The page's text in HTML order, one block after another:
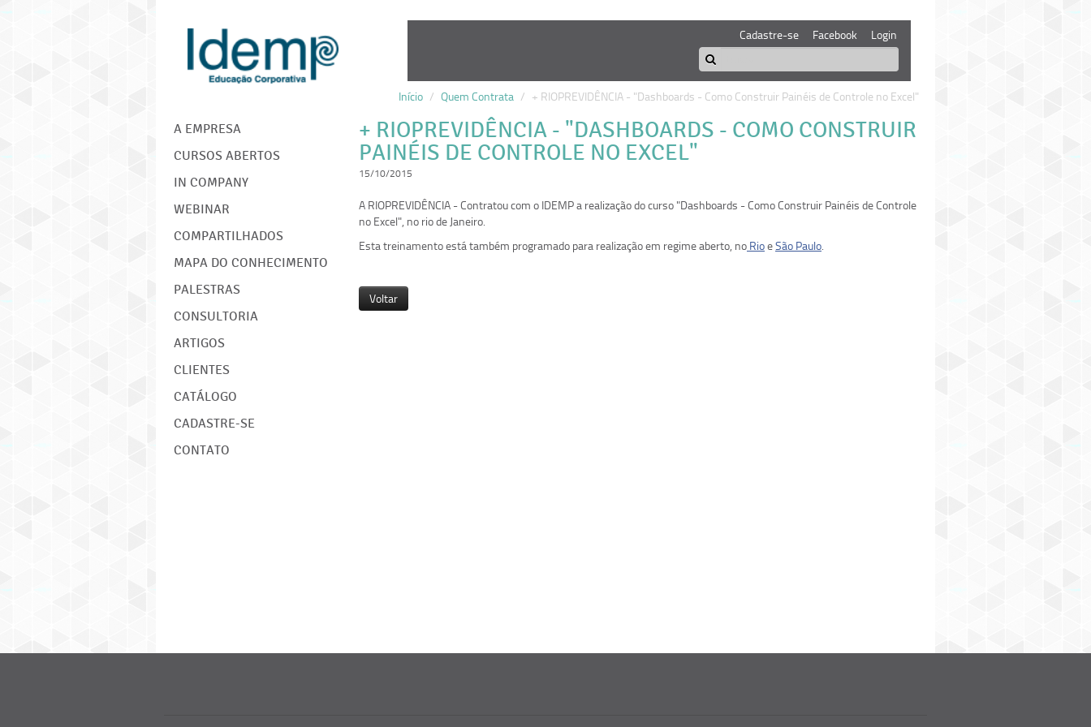
IDEMP
Login
Facebook
Cadastre-se
Início / Quem Contrata / + RIOPREVIDÊNCIA - "Dashboards - Como Construir Painéis de Controle no Excel"
A EMPRESA
CURSOS ABERTOS
IN COMPANY
WEBINAR
COMPARTILHADOS
MAPA DO CONHECIMENTO
PALESTRAS
CONSULTORIA
ARTIGOS
CLIENTES
CATÁLOGO
CADASTRE-SE
CONTATO
+ RIOPREVIDÊNCIA - "DASHBOARDS - COMO CONSTRUIR
PAINÉIS DE CONTROLE NO EXCEL"
15/10/2015
A RIOPREVIDÊNCIA - Contratou com o IDEMP a realização do curso "Dashboards - Como Construir Painéis de Controle
no Excel", no rio de Janeiro.
Esta treinamento está também programado para realização em regime aberto, no RioeSão Paulo.
Voltar